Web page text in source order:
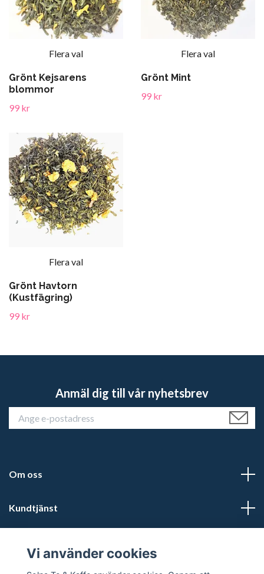
Flera val
Grönt Kejsarens
blommor
99 kr
Flera val
Grönt Mint
99 kr
Flera val
Grönt Havtorn
(Kustfägring)
99 kr
Anmäl dig till vår nyhetsbrev
Om oss
Kundtjänst
Vi använder cookies